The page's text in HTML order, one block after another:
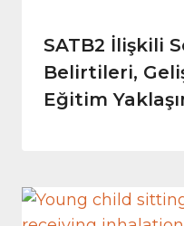
SATB2 İlişkili
Belirtileri,
Eğitim